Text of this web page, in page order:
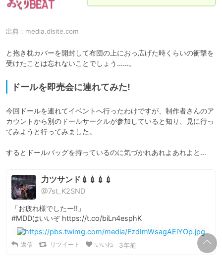
出典： media.dlsite.com
と抱き枕カバーを開封して布団の上におっ広げた時くらいの衝撃を
受けたことは忘れないことでしょう……。
ドールを即売会に連れてみた!
今回ドールを連れてイベントへ行ったわけですが、制作者さんのア
カウントから別のドールサークルが参加していると知り、見に行っ
てみようと行ってみました。
するとドールバッグを持っているのに気づかれあれよあれよと…
力ツサンド💉💉💉💉
@7st_K2SND
「お疲れ様でしたー!!」
#MDDはいいぞ https://t.co/biLn4esphK
返信 リツイート いいね 3年前